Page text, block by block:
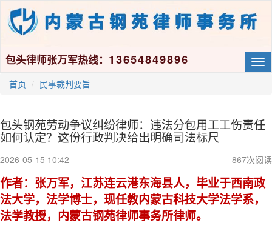
包头律师张万军热线： 13654849896
首页 民事裁判要旨
包头钢苑劳动争议纠纷律师：违法分包用工工伤责任
如何认定？这份行政判决给出明确司法标尺
2026-05-15 10:42 867次阅读
作者：张万军，江苏连云港东海县人，毕业于西南政
法大学，法学博士，现任教内蒙古科技大学法学系，
法学教授，内蒙古钢苑律师事务所律师。